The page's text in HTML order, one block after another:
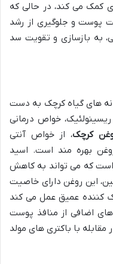
می کند، در حالی که
پوست و جلوگیری از رشد
به بازسازی و تقویت سد
های گیاه کرچک به دست
خواص درمانی
کرچک، از خواص آنتی
بهره مند است. اسید
که می تواند به کاهش
این روغن دارای خاصیت
کننده عمیق عمل می کند
اضافی از منافذ پوست
با باکتری های مولد